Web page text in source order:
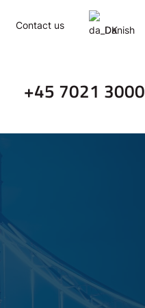
Contact us Danish
+45 7021 3000